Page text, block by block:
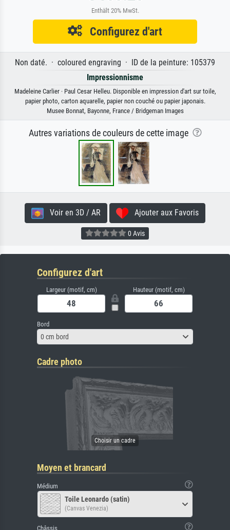
Enthält 20% MwSt.
Configurez d'art
Non daté. · coloured engraving · ID de la peinture: 105379
Impressionnisme
Madeleine Carlier · Paul Cesar Helleu. Disponible en impression d'art sur toile,
papier photo, carton aquarelle, papier non couché ou papier japonais.
Musee Bonnat, Bayonne, France / Bridgeman Images
Autres variations de couleurs de cette image
Voir en 3D / AR Ajouter aux Favoris
0 Avis
Configurez d'art
Largeur (motif, cm) Hauteur (motif, cm)
Bord
0 cm bord
Cadre photo
Moyen et brancard
Médium
Toile Leonardo (satin)
(Canvas Venezia)
Châssis